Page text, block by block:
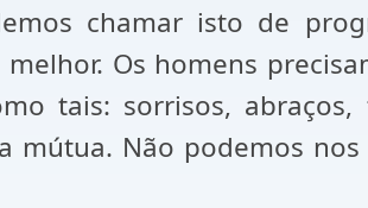
chamar isto de
Os homens
tais: sorrisos,
mútua. Não podemos